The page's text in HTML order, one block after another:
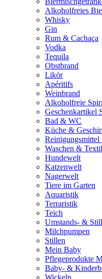
Alkoholfreies
Whisky
Gin
Rum & Cachaça
Vodka
Tequila
Obstbrand
Likör
Apéritifs
Weinbrand
Alkoholfreie
Geschenkartikel
Bad & WC
Küche &
Reinigungsmittel
Waschen &
Hundewelt
Katzenwelt
Nagerwelt
Tiere im Garten
Aquaristik
Terraristik
Teich
Umstands- &
Milchpumpen
Stillen
Mein Baby
Pflegeprodukte
Baby- &
Wickeln